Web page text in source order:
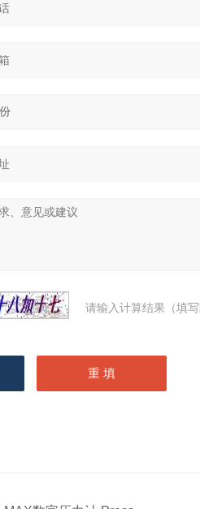
请输入计算结果（填